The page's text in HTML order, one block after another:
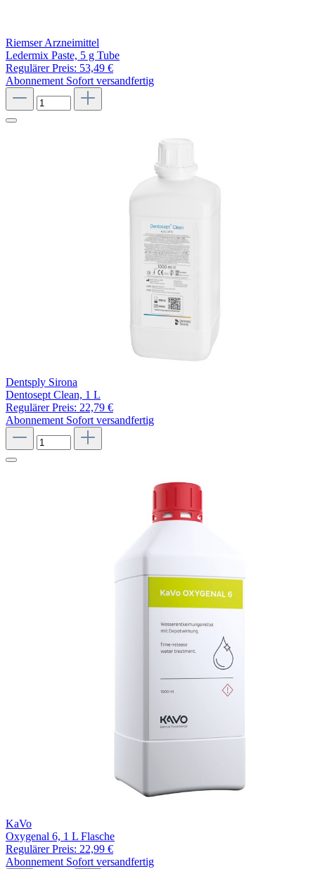
Riemser Arzneimittel
Ledermix Paste, 5 g Tube
Regulärer Preis: 53,49 €
Abonnement Sofort versandfertig
Dentsply Sirona
Dentosept Clean, 1 L
Regulärer Preis: 22,79 €
Abonnement Sofort versandfertig
KaVo
Oxygenal 6, 1 L Flasche
Regulärer Preis: 22,99 €
Abonnement Sofort versandfertig